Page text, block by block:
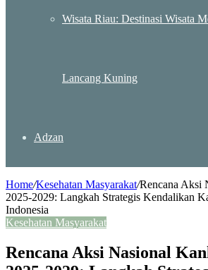
Wisata Riau: Destinasi Wisata
Lancang Kuning
Adzan
Home/Kesehatan Masyarakat/Rencana Aksi
2025-2029: Langkah Strategis Kendalikan
Indonesia
Kesehatan Masyarakat
Rencana Aksi Nasional